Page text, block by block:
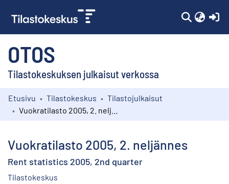
OTOS
Tilastokeskuksen julkaisut verkossa
Kokoelmat
Etusivu Tilastokeskus
Tilastojulkaisut
Vuokratilasto 2005, 2. neljännes
Rent statistics 2005, 2nd quarter
Tilastokeskus